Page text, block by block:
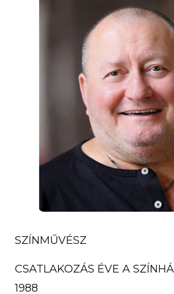
SZÍNMŰVÉSZ
CSATLAKOZÁS ÉVE A
1988